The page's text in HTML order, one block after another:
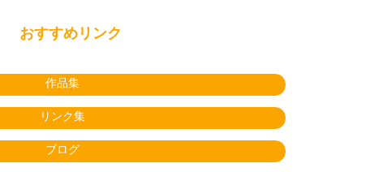
おすすめリンク
作品集
リンク集
ブログ